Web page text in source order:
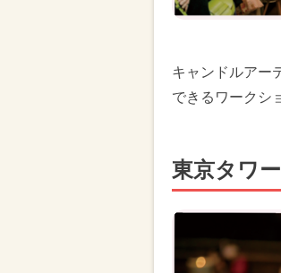
キャンドルアー
できるワークシ
東京タワ